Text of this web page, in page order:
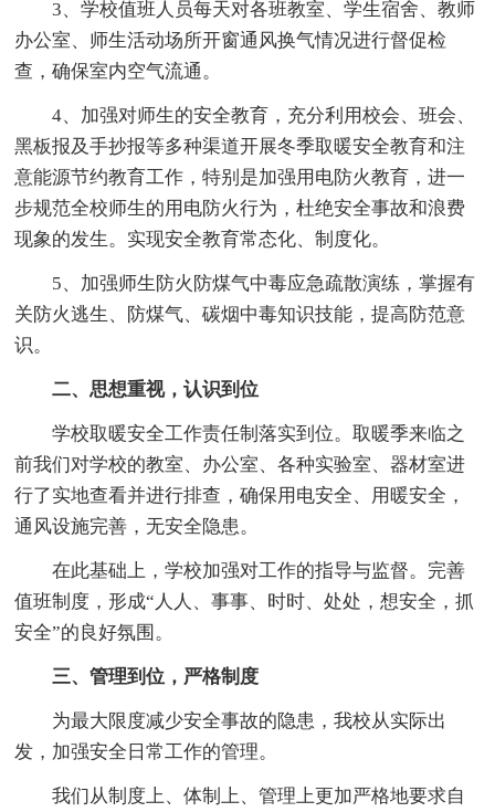
3、学校值班人员每天对各班教室、学生宿舍、教师
办公室、师生活动场所开窗通风换气情况进行督促检
查，确保室内空气流通。
4、加强对师生的安全教育，充分利用校会、班会、
黑板报及手抄报等多种渠道开展冬季取暖安全教育和注
意能源节约教育工作，特别是加强用电防火教育，进一
步规范全校师生的用电防火行为，杜绝安全事故和浪费
现象的发生。实现安全教育常态化、制度化。
5、加强师生防火防煤气中毒应急疏散演练，掌握有
关防火逃生、防煤气、碳烟中毒知识技能，提高防范意
识。
二、思想重视，认识到位
学校取暖安全工作责任制落实到位。取暖季来临之
前我们对学校的教室、办公室、各种实验室、器材室进
行了实地查看并进行排查，确保用电安全、用暖安全，
通风设施完善，无安全隐患。
在此基础上，学校加强对工作的指导与监督。完善
值班制度，形成“人人、事事、时时、处处，想安全，抓
安全”的良好氛围。
三、管理到位，严格制度
为最大限度减少安全事故的隐患，我校从实际出
发，加强安全日常工作的管理。
我们从制度上、体制上、管理上更加严格地要求自